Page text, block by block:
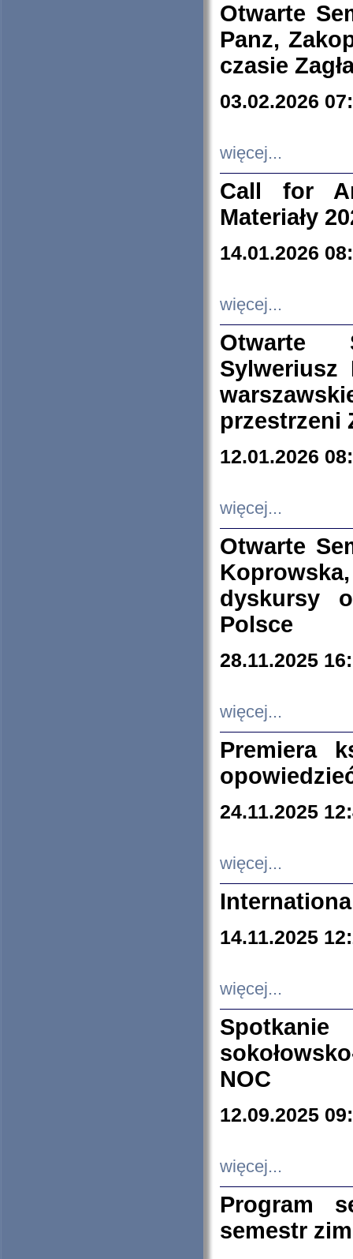
Otwarte
Panz,
czasie
03.02.2026
więcej...
Call for
Materiały
14.01.2026
więcej...
Otwarte
Sylweriusz
przestrzeni
12.01.2026
więcej...
Otwarte
dyskursy
Polsce
28.11.2025
więcej...
Premiera
24.11.2025
więcej...
14.11.2025
więcej...
NOC
12.09.2025
więcej...
Program
semestr